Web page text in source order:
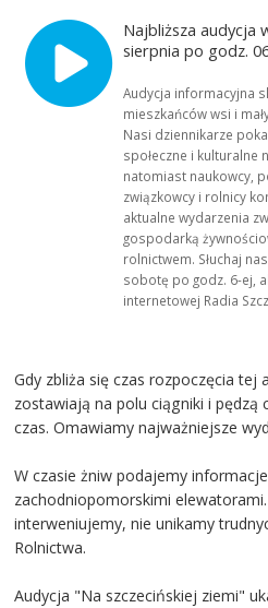
Najbliższa audycja
sierpnia po godz.
Audycja informacyjna
mieszkańców wsi i
Nasi dziennikarze
społeczne i kulturalne
natomiast naukowcy,
związkowcy i rolnicy
aktualne wydarzenia
gospodarką
rolnictwem. Słuchaj
sobotę po godz. 6-ej,
internetowej Radia
Gdy zbliża się czas rozpoczęcia tej
zostawiają na polu ciągniki i pędzą
czas. Omawiamy najważniejsze
W czasie żniw podajemy
zachodniopomorskimi elewatorami.
interweniujemy, nie unikamy
Rolnictwa.
Audycja "Na szczecińskiej ziemi"